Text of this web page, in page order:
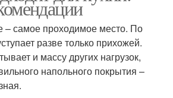
– самое проходимое место. По
разве только прихожей.
и массу других нагрузок,
напольного покрытия –